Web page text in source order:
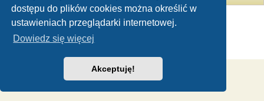
dostępu do plików cookies można określić w
ustawieniach przeglądarki internetowej.
Dowiedz się więcej
Akceptuję!
Technologię dostarczaphpBB® Forum Software © phpBB Limited
Polski pakiet językowy dostarcza